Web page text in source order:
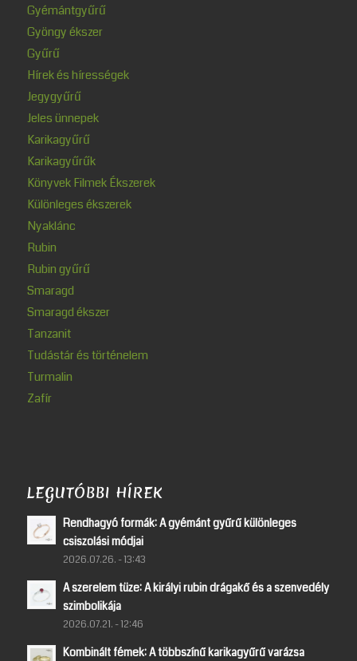
Gyémántgyűrű
Gyöngy ékszer
Gyűrű
Hírek és hírességek
Jegygyűrű
Jeles ünnepek
Karikagyűrű
Karikagyűrűk
Könyvek Filmek Ékszerek
Különleges ékszerek
Nyaklánc
Rubin
Rubin gyűrű
Smaragd
Smaragd ékszer
Tanzanit
Tudástár és történelem
Turmalin
Zafír
LEGUTÓBBI HÍREK
Rendhagyó formák: A gyémánt gyűrű különleges
csiszolási módjai
2026.07.26. - 13:43
A szerelem tüze: A királyi rubin drágakő és a szenvedély
szimbolikája
2026.07.21. - 12:46
Kombinált fémek: A többszínű karikagyűrű varázsa